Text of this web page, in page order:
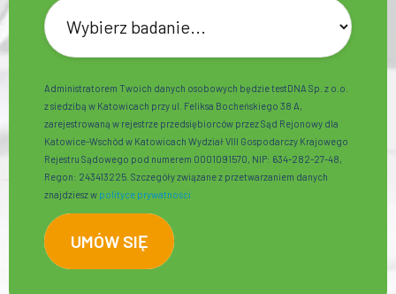
Administratorem Twoich danych osobowych będzie testDNA Sp. z o.o.
z siedzibą w Katowicach przy ul. Feliksa Bocheńskiego 38 A,
zarejestrowaną w rejestrze przedsiębiorców przez Sąd Rejonowy dla
Katowice-Wschód w Katowicach Wydział VIII Gospodarczy Krajowego
Rejestru Sądowego pod numerem 0001091570, NIP: 634-282-27-48,
Regon: 243413225. Szczegóły związane z przetwarzaniem danych
znajdziesz w polityce prywatności